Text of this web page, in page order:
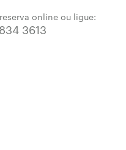
online ou ligue:
3613